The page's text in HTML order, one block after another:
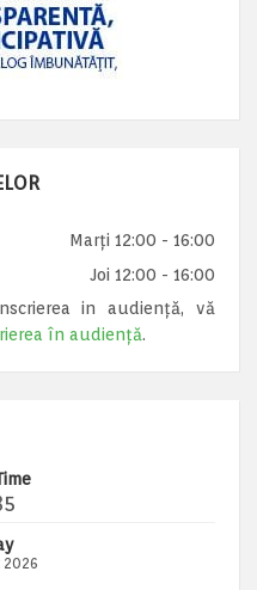
Marți 12:00 - 16:00
Joi 12:00 - 16:00
in audiență, vă
în audiență.
2026